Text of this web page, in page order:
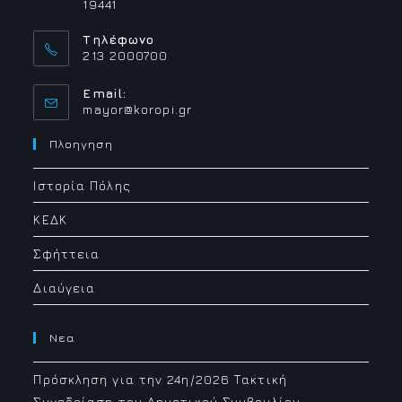
19441
Τηλέφωνο
213 2000700
Email:
mayor@koropi.grOpens
Πλοηγηση
Ιστορία Πόλης
ΚΕΔΚ
Σφήττεια
Διαύγεια
Νεα
Πρόσκληση για την 24η/2026 Τακτική